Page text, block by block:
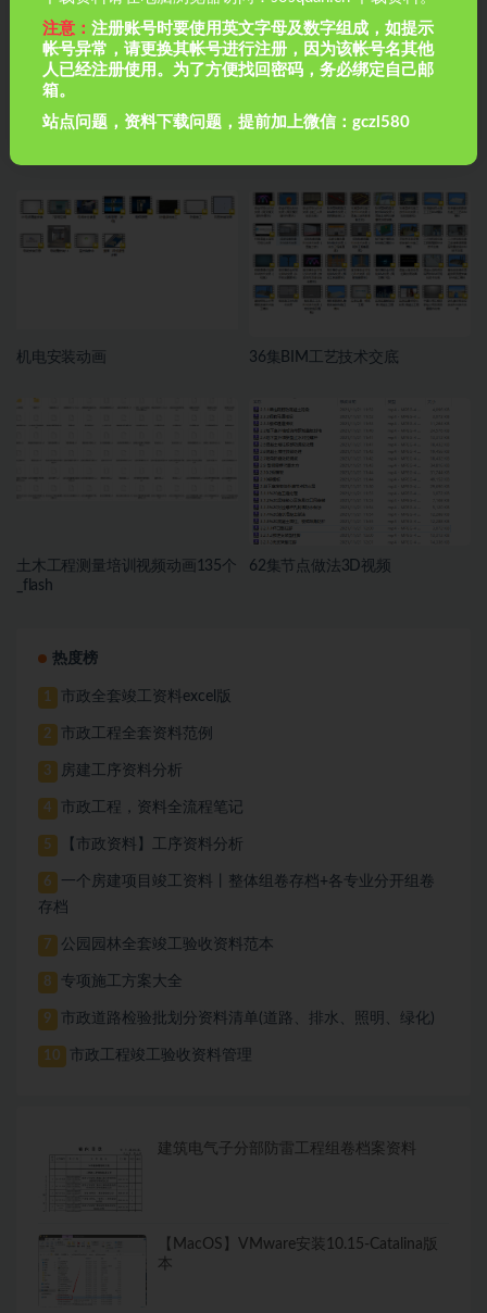
机电安装动画 36集BIM工艺技术交底
土木工程测量培训视频动画135个
_flash
62集节点做法3D视频
热度榜
1 市政全套竣工资料excel版
2 市政工程全套资料范例
3 房建工序资料分析
4 市政工程，资料全流程笔记
5 【市政资料】工序资料分析
6
一个房建项目竣工资料丨整体组卷存档+各专业分开组卷
存档
7 公园园林全套竣工验收资料范本
8 专项施工方案大全
9 市政道路检验批划分资料清单(道路、排水、照明、绿化)
10 市政工程竣工验收资料管理
建筑电气子分部防雷工程组卷档案资料
【MacOS】VMware安装10.15-Catalina版
本
注意：注册账号时要使用英文字母及数字组成，如提示
帐号异常，请更换其帐号进行注册，因为该帐号名其他
人已经注册使用。为了方便找回密码，务必绑定自己邮
箱。
站点问题，资料下载问题，提前加上微信：gczl580